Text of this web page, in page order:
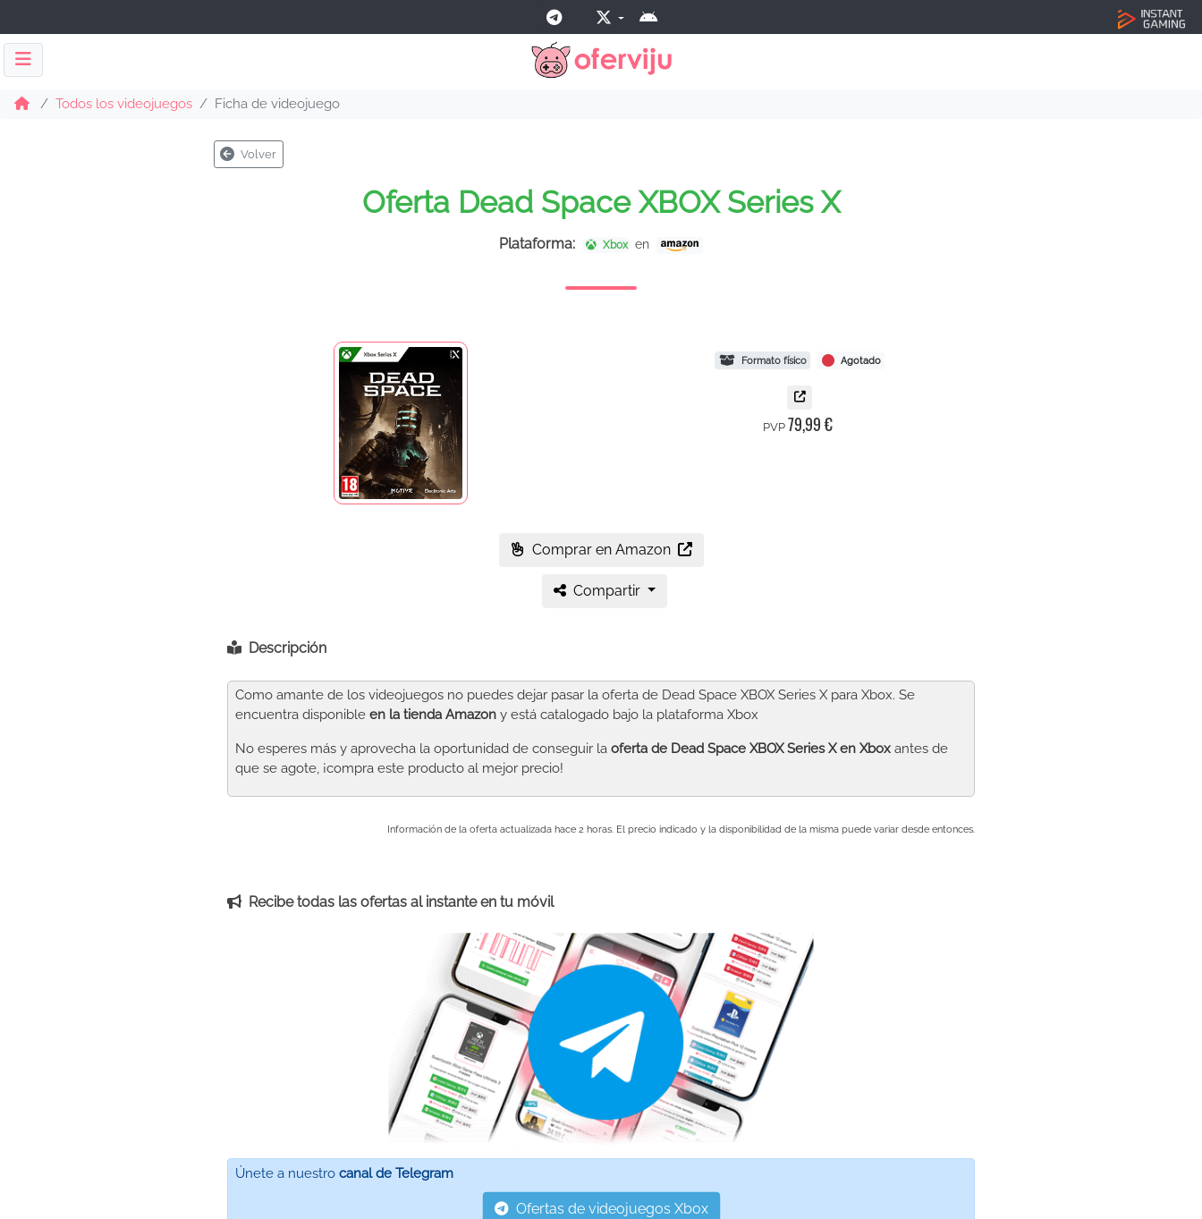
Todos los videojuegos Ficha de videojuego
Volver
Oferta Dead Space XBOX Series X
Plataforma: Xbox en
Formato físico Agotado
PVP 79,99 €
Comprar en Amazon
Compartir
Descripción
Como amante de los videojuegos no puedes dejar pasar la oferta de Dead Space XBOX Series X para Xbox. Se
encuentra disponible en la tienda Amazon y está catalogado bajo la plataforma Xbox
No esperes más y aprovecha la oportunidad de conseguir la oferta de Dead Space XBOX Series Xen Xbox antes de
que se agote, ¡compra este producto al mejor precio!
Información de la oferta actualizada hace 2 horas. El precio indicado y la disponibilidad de la misma puede variar desde entonces.
Recibe todas las ofertas al instante en tu móvil
Únete a nuestro canal de Telegram
Ofertas de videojuegos Xbox